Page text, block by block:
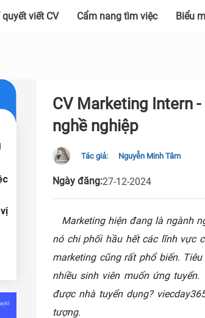
quyết viết CV Cẩm nang tìm việc Biểu
CV Marketing Intern
nghề nghiệp
Tác giả: Nguyễn Minh Tâm
Ngày đăng:27-12-2024
Marketing hiện đang là ngành
nó chi phối hầu hết các lĩnh vực
marketing cũng rất phổ biến.
nhiều sinh viên muốn ứng
được nhà tuyển dụng?
tượng.